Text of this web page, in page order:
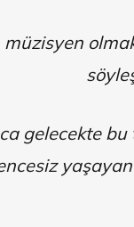
müzisyen
gelecekte